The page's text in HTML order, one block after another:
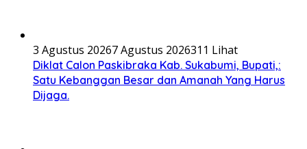
3 Agustus 20267 Agustus 2026311 Lihat
Diklat Calon Paskibraka Kab. Sukabumi, Bupati,:
Satu Kebanggan Besar dan Amanah Yang Harus
Dijaga.